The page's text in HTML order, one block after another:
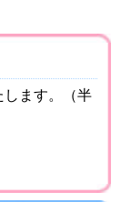
します。（半